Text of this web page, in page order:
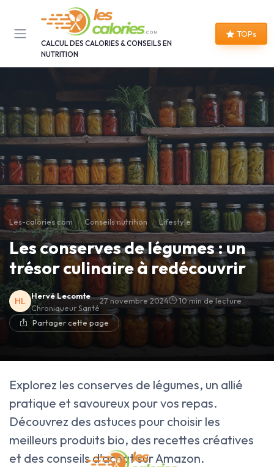
CALCUL DES CALORIES & CONSEILS EN
NUTRITION
TOPs
Les-calories.com Conseils nutrition Lifestyle
Les conserves de légumes : un
trésor culinaire à redécouvrir
Hervé Lecomte
Chroniqueur Santé
27 novembre 2024 10 min de lecture
Partager cette page
Explorez les conserves de légumes, un allié
pratique et savoureux pour vos repas.
Découvrez des astuces pour choisir les
meilleurs produits bio, des recettes créatives
et des conseils d'achat sur Amazon.
Panneau de gestion des cookies